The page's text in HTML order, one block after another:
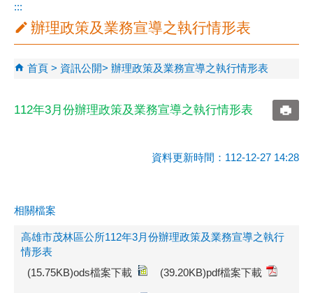
:::
辦理政策及業務宣導之執行情形表
首頁 資訊公開 辦理政策及業務宣導之執行情形表
112年3月份辦理政策及業務宣導之執行情形表
資料更新時間：112-12-27 14:28
相關檔案
高雄市茂林區公所112年3月份辦理政策及業務宣導之執行
情形表
(15.75KB)ods檔案下載
(39.20KB)pdf檔案下載